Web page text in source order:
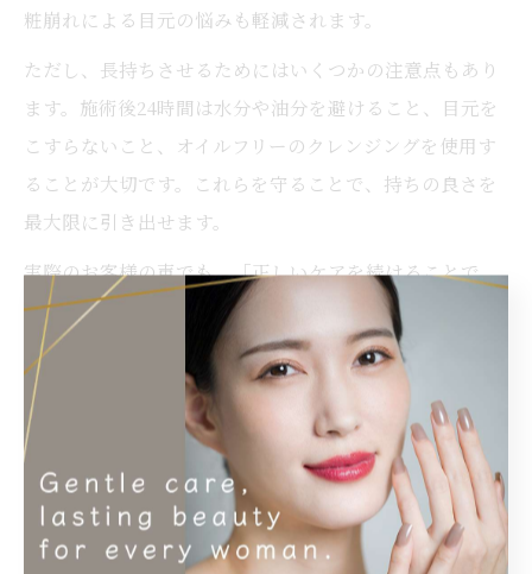
粧崩れによる目元の悩みも軽減されます。
ただし、長持ちさせるためにはいくつかの注意点もあり
ます。施術後24時間は水分や油分を避けること、目元を
こすらないこと、オイルフリーのクレンジングを使用す
ることが大切です。これらを守ることで、持ちの良さを
最大限に引き出せます。
実際のお客様の声でも、「正しいケアを続けることで、
エクステの持ちが格段に良くなった」との評価が多く見
られます。特に初めてフラットラッシュを体験する方
は、サロンでアフターケアのアドバイスをしっかり受け
ることをおすすめします。
LEDエクステとの組み合わせで更に持ちがア
ップ